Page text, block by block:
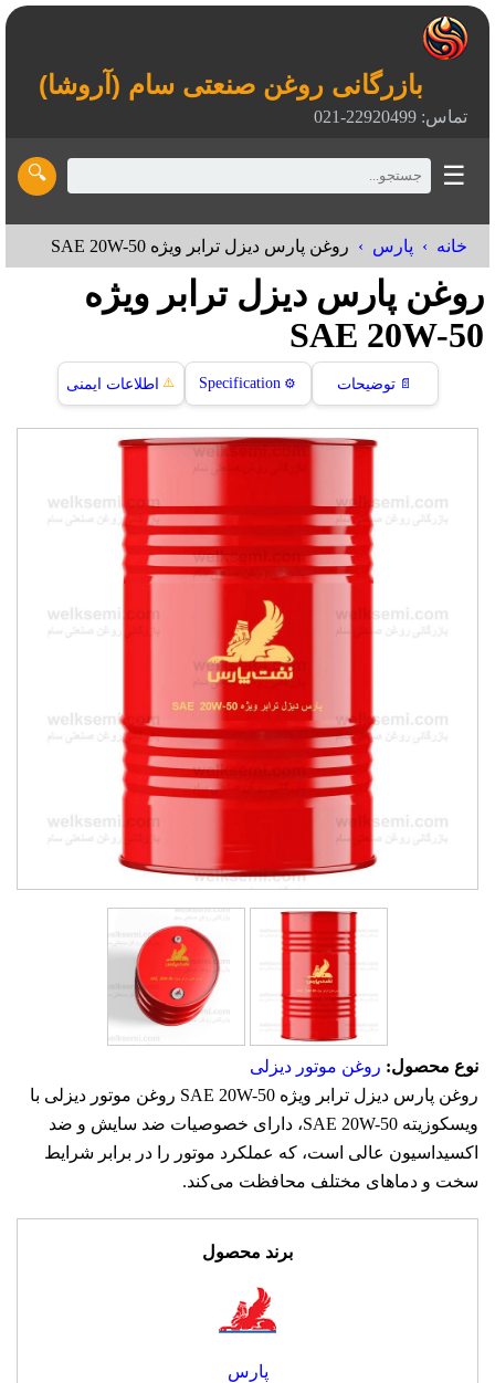
بازرگانی روغن صنعتی سام (آروشا)
تماس: 22920499-021
☰
🔍
خانه پارس روغن پارس ديزل ترابر ویژه SAE 20W-50
روغن پارس ديزل ترابر ویژه
SAE 20W-50
📄 توضیحات ⚙️
Specification
⚠️ اطلاعات ایمنی
نوع محصول: روغن موتور دیزلی
روغن پارس ديزل ترابر ویژه SAE 20W-50 روغن موتور دیزلی با
ویسکوزیته SAE 20W-50، دارای خصوصیات ضد سایش و ضد
اکسیداسیون عالی است، که عملکرد موتور را در برابر شرایط
سخت و دماهای مختلف محافظت می‌کند.
برند محصول
پارس